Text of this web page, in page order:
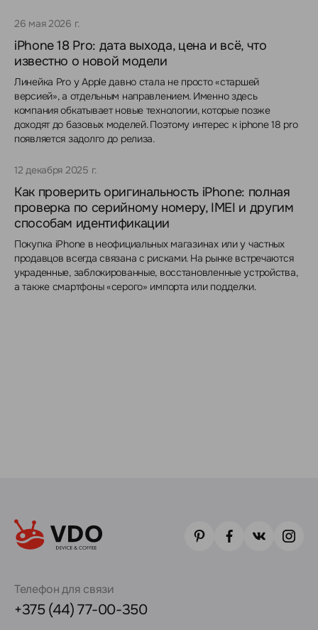
26 мая 2026 г.
iPhone 18 Pro: дата выхода, цена и всё, что
известно о новой модели
Линейка Pro у Apple давно стала не просто «старшей
версией», а отдельным направлением. Именно здесь
компания обкатывает новые технологии, которые позже
доходят до базовых моделей. Поэтому интерес к iphone 18 pro
появляется задолго до релиза.
12 декабря 2025 г.
Как проверить оригинальность iPhone: полная
проверка по серийному номеру, IMEI и другим
способам идентификации
Покупка iPhone в неофициальных магазинах или у частных
продавцов всегда связана с рисками. На рынке встречаются
украденные, заблокированные, восстановленные устройства,
а также смартфоны «серого» импорта или подделки.
Телефон для связи
+375 (44) 77-00-350